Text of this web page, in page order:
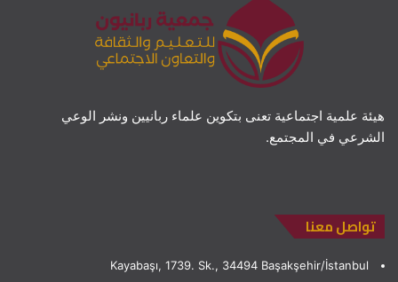
هيئة علمية اجتماعية تعنى بتكوين علماء ربانيين ونشر الوعي
الشرعي في المجتمع.
تواصل معنا
Kayabaşı, 1739. Sk., 34494 Başakşehir/İstanbul